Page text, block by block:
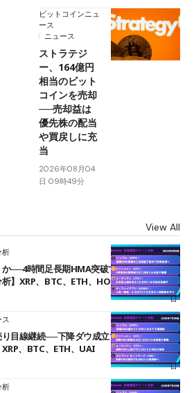
ビットコインニュ
ース
ニュース
ストラテジ
ー、164億円
相当のビット
コインを売却
──売却益は
優先株の配当
や買戻しに充
当
2026年08月04
日 09時49分
View All
析
──4時間足長期HMA突破で雲下端を目指す
】XRP、BTC、ETH、HOME
ス
目線継続──下降ダウ成立で下値追う展開
XRP、BTC、ETH、UAI
析